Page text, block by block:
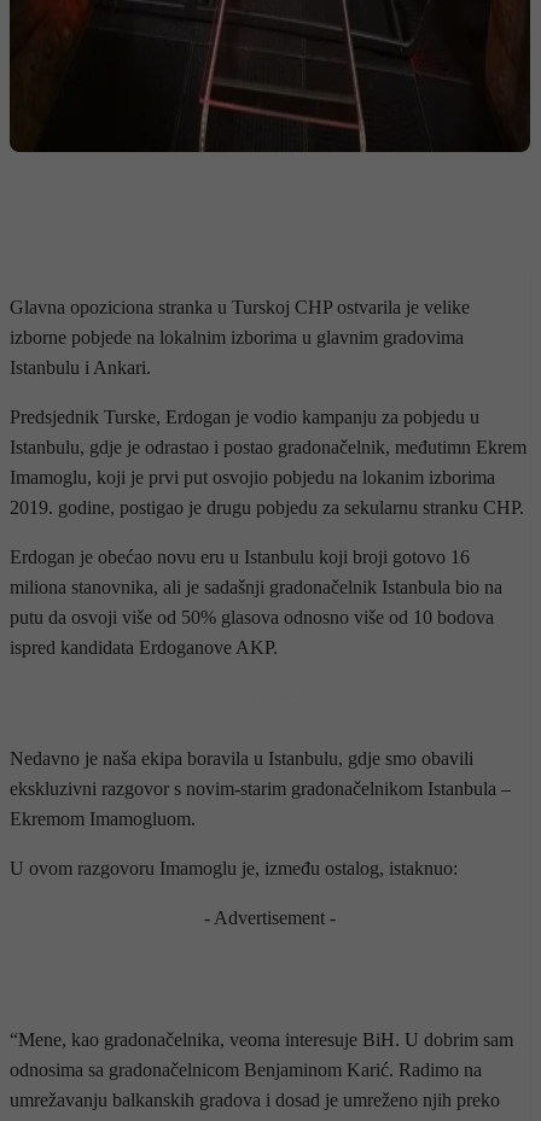
Glavna opoziciona stranka u Turskoj CHP ostvarila je velike
izborne pobjede na lokalnim izborima u glavnim gradovima
Istanbulu i Ankari.
Predsjednik Turske, Erdogan je vodio kampanju za pobjedu u
Istanbulu, gdje je odrastao i postao gradonačelnik, međutimn Ekrem
Imamoglu, koji je prvi put osvojio pobjedu na lokanim izborima
2019. godine, postigao je drugu pobjedu za sekularnu stranku CHP.
Erdogan je obećao novu eru u Istanbulu koji broji gotovo 16
miliona stanovnika, ali je sadašnji gradonačelnik Istanbula bio na
putu da osvoji više od 50% glasova odnosno više od 10 bodova
ispred kandidata Erdoganove AKP.
Nedavno je naša ekipa boravila u Istanbulu, gdje smo obavili
ekskluzivni razgovor s novim-starim gradonačelnikom Istanbula –
Ekremom Imamogluom.
U ovom razgovoru Imamoglu je, između ostalog, istaknuo:
- Advertisement -
“Mene, kao gradonačelnika, veoma interesuje BiH. U dobrim sam
odnosima sa gradonačelnicom Benjaminom Karić. Radimo na
umrežavanju balkanskih gradova i dosad je umreženo njih preko